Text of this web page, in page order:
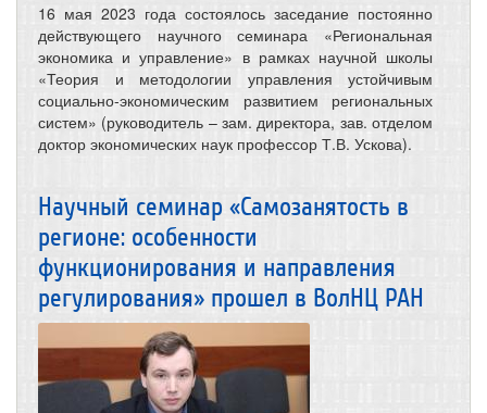
16 мая 2023 года состоялось заседание постоянно
действующего научного семинара «Региональная
экономика и управление» в рамках научной школы
«Теория и методологии управления устойчивым
социально-экономическим развитием региональных
систем» (руководитель – зам. директора, зав. отделом
доктор экономических наук профессор Т.В. Ускова).
Научный семинар «Самозанятость в
регионе: особенности
функционирования и направления
регулирования» прошел в ВолНЦ РАН